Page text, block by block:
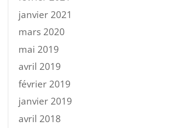
janvier 2021
mars 2020
mai 2019
avril 2019
février 2019
janvier 2019
avril 2018